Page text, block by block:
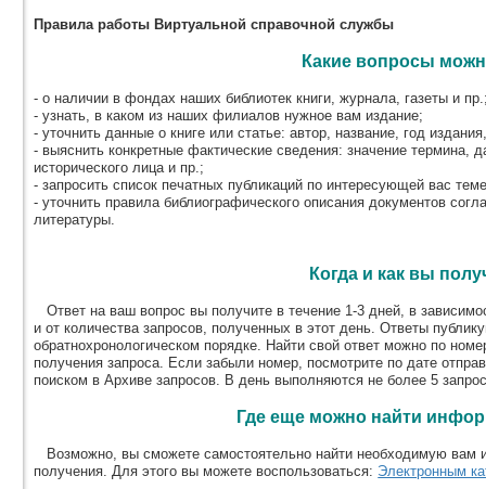
Правила работы Виртуальной справочной службы
Какие вопросы
- о наличии в фондах наших библиотек книги, журнала, газеты и
- узнать, в каком из наших филиалов нужное вам издание;
- уточнить данные о книге или статье: автор, название, год
- выяснить конкретные фактические сведения: значение термина,
исторического лица и пр.;
- запросить список печатных публикаций по интересующей вас
- уточнить правила библиографического описания документов
литературы.
Когда и как вы
Ответ на ваш вопрос вы получите в течение 1-3 дней, в
и от количества запросов, полученных в этот день. Ответы
обратнохронологическом порядке. Найти свой ответ можно по
получения запроса. Если забыли номер, посмотрите по дате
поиском в Архиве запросов. В день выполняются не более 5
Где еще можно найти
Возможно, вы сможете самостоятельно найти необходимую
получения. Для этого вы можете воспользоваться: Электронным